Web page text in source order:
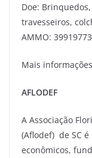
Doe:
travesseiros,
AMMO:
Mais
AFLODEF
A Associação
(Aflodef) de SC
econômicos,